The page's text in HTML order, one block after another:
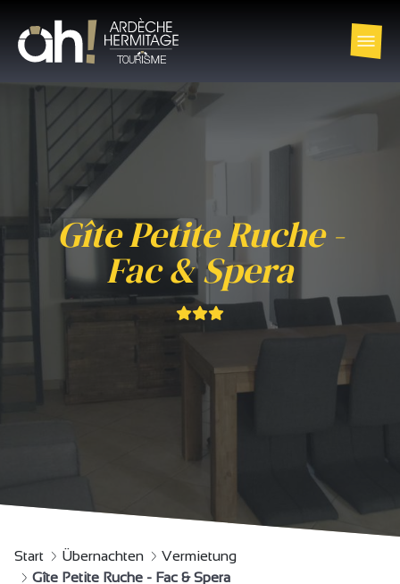
Gîte Petite Ruche -
Fac & Spera
Start Übernachten
Vermietung
Gîte Petite Ruche - Fac & Spera